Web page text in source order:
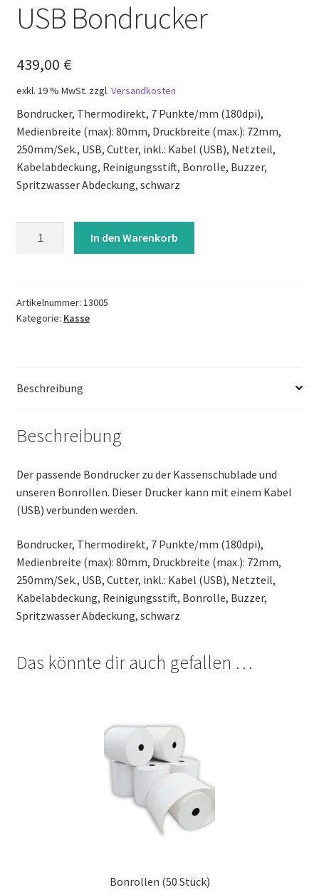
Mein Konto
Sample Page
Versandarten
Versandkosten
Wartung
Zahlungsarten
USB Bondrucker
439,00 €
exkl. 19 % MwSt. zzgl. Versandkosten
Bondrucker, Thermodirekt, 7 Punkte/mm (180dpi),
Medienbreite (max): 80mm, Druckbreite (max.): 72mm,
250mm/Sek., USB, Cutter, inkl.: Kabel (USB), Netzteil,
Kabelabdeckung, Reinigungsstift, Bonrolle, Buzzer,
Spritzwasser Abdeckung, schwarz
In den Warenkorb
Artikelnummer: 13005
Kategorie: Kasse
Beschreibung
Beschreibung
Der passende Bondrucker zu der Kassenschublade und
unseren Bonrollen. Dieser Drucker kann mit einem Kabel
(USB) verbunden werden.
Bondrucker, Thermodirekt, 7 Punkte/mm (180dpi),
Medienbreite (max): 80mm, Druckbreite (max.): 72mm,
250mm/Sek., USB, Cutter, inkl.: Kabel (USB), Netzteil,
Kabelabdeckung, Reinigungsstift, Bonrolle, Buzzer,
Spritzwasser Abdeckung, schwarz
Das könnte dir auch gefallen …
Bonrollen (50 Stück)